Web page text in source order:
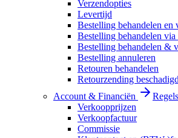
Verzendopties
Levertijd
Bestelling behandelen en
Bestelling behandelen
Bestelling behandelen &
Bestelling annuleren
Retouren behandelen
Retourzending
Account & Financiën
Verkoopprijzen
Verkoopfactuur
Commissie